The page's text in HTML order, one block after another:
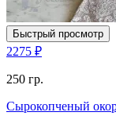
Быстрый просмотр
2275 ₽
250 гр.
Сырокопченый